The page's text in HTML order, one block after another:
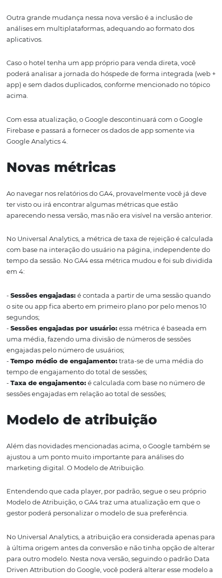
Análise de app
Outra grande mudança nessa nova versão é a inclusão
análises em multiplataformas, adequando ao formato
aplicativos.
Caso o hotel tenha um app próprio para venda direta,
poderá analisar a jornada do hóspede de forma
app) e sem dados duplicados, conforme mencionado
Com essa atualização, o Google descontinuará com o
Firebase e passará a fornecer os dados de app somente
Google Analytics 4.
Novas métricas
Ao navegar nos relatórios do GA4, provavelmente você
ter visto ou irá encontrar algumas métricas que estão
aparecendo nessa versão, mas não era visível na versão
No Universal Analytics, a métrica de taxa de rejeição é
com base na interação do usuário na página,
em 4:
o site ou app fica aberto em primeiro plano por pelo
segundos;
-Sessões engajadas por usuário:essa métrica é
uma média, fazendo uma divisão de números de